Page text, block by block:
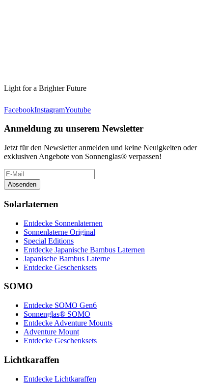
Light for a Brighter Future
FacebookInstagramYoutube
Anmeldung zu unserem Newsletter
Jetzt für den Newsletter anmelden und keine Neuigkeiten oder
exklusiven Angebote von Sonnenglas® verpassen!
Absenden
Solarlaternen
Entdecke Sonnenlaternen
Sonnenlaterne Original
Special Editions
Entdecke Japanische Bambus Laternen
Japanische Bambus Laterne
Entdecke Geschenksets
SOMO
Entdecke SOMO Gen6
Sonnenglas® SOMO
Entdecke Adventure Mounts
Adventure Mount
Entdecke Geschenksets
Lichtkaraffen
Entdecke Lichtkaraffen